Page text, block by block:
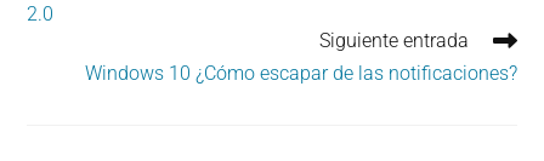
2.0
Siguiente entrada
Windows 10 ¿Cómo escapar de las notificaciones?